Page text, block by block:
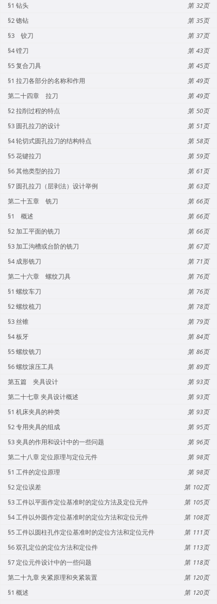
§1 钻头
32
§2 锪钻
35
§3 铰刀
37
§4 镗刀
43
§5 复合刀具
45
§1 拉刀各部分的名称和作用
49
第二十四章 拉刀
49
§2 拉削过程的特点
50
§3 圆孔拉刀的设计
51
§4 轮切式圆孔拉刀的结构特点
58
§5 花键拉刀
59
§6 其他类型的拉刀
61
§7 圆孔拉刀（层剥法）设计举例
63
第二十五章 铣刀
66
§1 概述
66
§2 加工平面的铣刀
66
§3 加工沟槽或台阶的铣刀
67
§4 成形铣刀
71
第二十六章 螺纹刀具
76
§1 螺纹车刀
76
§2 螺纹梳刀
78
§3 丝锥
79
§4 板牙
84
§5 螺纹铣刀
86
§6 螺纹滚压工具
89
第五篇 夹具设计
93
第二十七章 夹具设计概述
93
§1 机床夹具的种类
93
§2 专用夹具的组成
95
§3 夹具的作用和设计中的一些问题
96
第二十八章 定位原理与定位元件
98
§1 工件的定位原理
98
§2 定位误差
102
§3 工件以平面作定位基准时的定位方法及定位元件
105
§4 工件以外圆作定位基准时的定位方法和定位元件
108
§5 工件以圆柱孔作定位基准时的定位方法和定位元件
111
§6 双孔定位的定位方法和定位件
113
§7 定位元件设计中的一些问题
118
第二十九章 夹紧原理和夹紧装置
120
§1 概述
120